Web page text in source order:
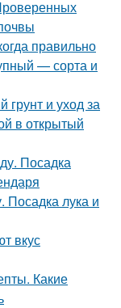
правильно
— сорта и
грунт и уход за
в открытый
Посадка
Посадка лука и
вкус
Какие